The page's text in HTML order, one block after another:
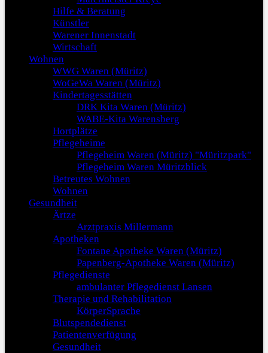
Hilfe & Beratung
Künstler
Warener Innenstadt
Wirtschaft
Wohnen
WWG Waren (Müritz)
WoGeWa Waren (Müritz)
Kindertagesstätten
DRK Kita Waren (Müritz)
WABE-Kita Warensberg
Hortplätze
Pflegeheime
Pflegeheim Waren (Müritz) "Müritzpark"
Pflegeheim Waren Müritzblick
Betreutes Wohnen
Wohnen
Gesundheit
Ärtze
Arztpraxis Millermann
Apotheken
Fontane Apotheke Waren (Müritz)
Papenberg-Apotheke Waren (Müritz)
Pflegedienste
ambulanter Pflegedienst Lansen
Therapie und Rehabilitation
KörperSprache
Blutspendedienst
Patientenverfügung
Gesundheit